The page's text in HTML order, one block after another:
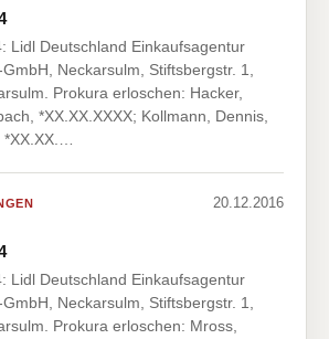
Lidl Deutschland Einkaufsagentur
Neckarsulm, Stiftsbergstr. 1,
Prokura erloschen: Hacker,
*XX.XX.XXXX; Kollmann, Dennis,
*XX.XX.…
20.12.2016
Lidl Deutschland Einkaufsagentur
Neckarsulm, Stiftsbergstr. 1,
Prokura erloschen: Mross,